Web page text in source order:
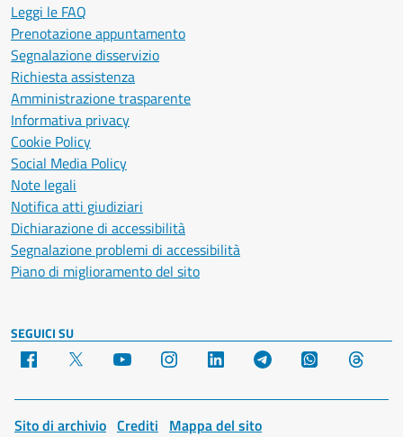
Leggi le FAQ
Prenotazione appuntamento
Segnalazione disservizio
Richiesta assistenza
Amministrazione trasparente
Informativa privacy
Cookie Policy
Social Media Policy
Note legali
Notifica atti giudiziari
Dichiarazione di accessibilità
Segnalazione problemi di accessibilità
Piano di miglioramento del sito
SEGUICI SU
Facebook YouTube Instagram LinkedIn Telegram WhatsApp
Sito di archivio Crediti Mappa del sito